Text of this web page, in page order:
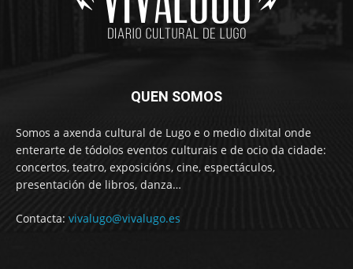
QUEN SOMOS
Somos a axenda cultural de Lugo e o medio dixital onde
enterarte de tódolos eventos culturais e de ocio da cidade:
concertos, teatro, exposicións, cine, espectáculos,
presentación de libros, danza…
Contacta: vivalugo@vivalugo.es